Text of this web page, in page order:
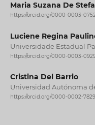
Maria Suzana De
https://orcid.org/0000-0003-
Luciene Regina
Universidade Estadual
https://orcid.org/0000-0003-
Cristina Del Barrio
Universidad Autónoma
https://orcid.org/0000-0002-